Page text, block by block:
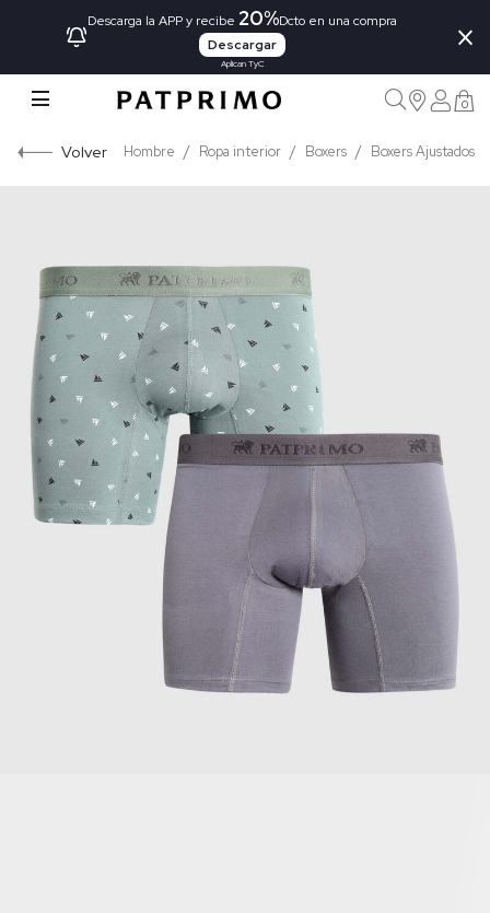
Descarga la APP y recibe 20%Dcto en una compra
Descargar
Aplican TyC
×
0
Volver Hombre Ropa interior Boxers Boxers Ajustados